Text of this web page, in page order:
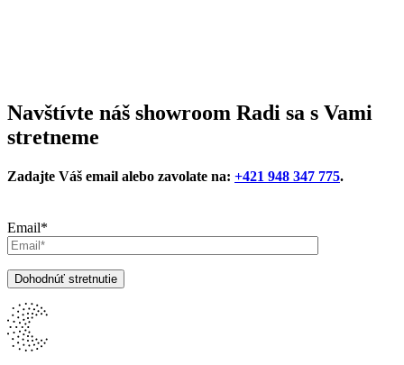
Navštívte náš showroom Radi sa s Vami
stretneme
Zadajte Váš email alebo zavolate na: +421 948 347 775.
Email*